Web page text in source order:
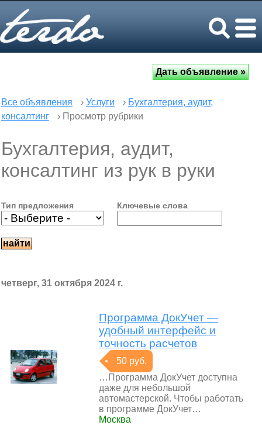
Все объявления › Услуги › Бухгалтерия, аудит,
консалтинг
› Просмотр рубрики
Бухгалтерия, аудит,
консалтинг из рук в руки
Тип предложения Ключевые слова
четверг, 31 октября 2024 г.
Программа ДокУчет —
удобный интерфейс и
точность расчетов
50 руб.
…Программа ДокУчет доступна
даже для небольшой
автомастерской. Чтобы работать
в программе ДокУчет…
Москва